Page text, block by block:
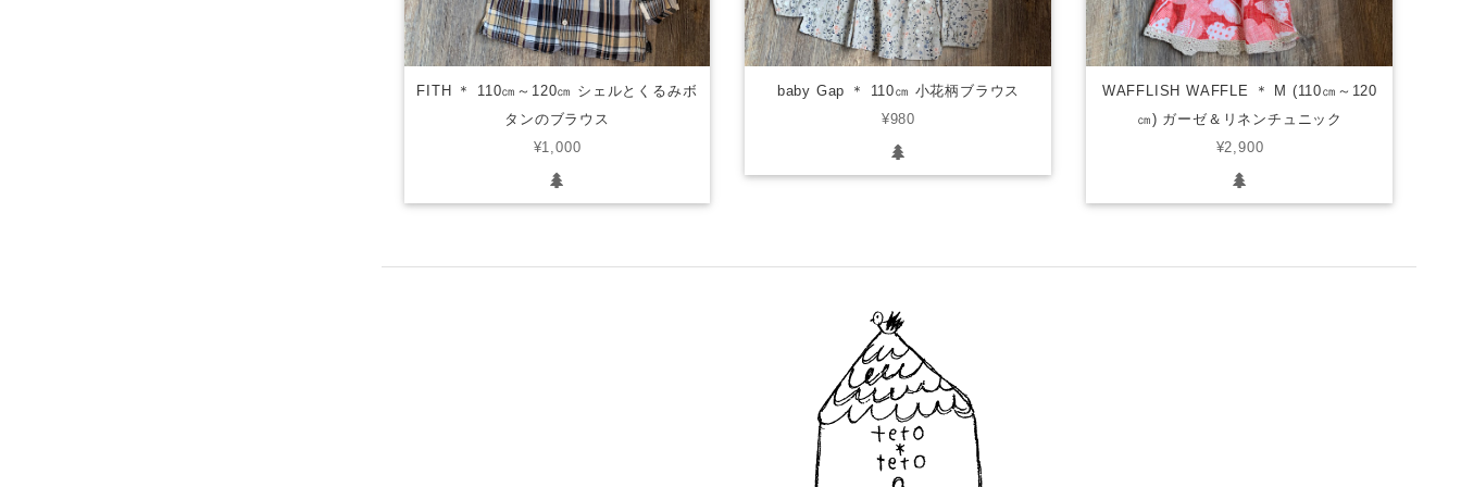
FITH ＊ 110㎝～120㎝ シェルとくるみボ
タンのブラウス
¥1,000
baby Gap ＊ 110㎝ 小花柄ブラウス
¥980
WAFFLISH WAFFLE ＊ M (110㎝～120
㎝) ガーゼ＆リネンチュニック
¥2,900